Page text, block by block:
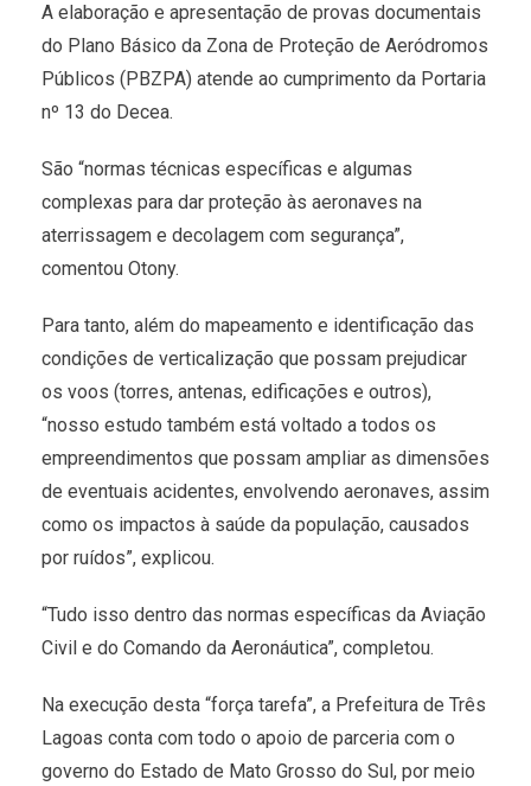
A elaboração e apresentação de provas documentais
do Plano Básico da Zona de Proteção de Aeródromos
Públicos (PBZPA) atende ao cumprimento da Portaria
nº 13 do Decea.
São “normas técnicas específicas e algumas
complexas para dar proteção às aeronaves na
aterrissagem e decolagem com segurança”,
comentou Otony.
Para tanto, além do mapeamento e identificação das
condições de verticalização que possam prejudicar
os voos (torres, antenas, edificações e outros),
“nosso estudo também está voltado a todos os
empreendimentos que possam ampliar as dimensões
de eventuais acidentes, envolvendo aeronaves, assim
como os impactos à saúde da população, causados
por ruídos”, explicou.
“Tudo isso dentro das normas específicas da Aviação
Civil e do Comando da Aeronáutica”, completou.
Na execução desta “força tarefa”, a Prefeitura de Três
Lagoas conta com todo o apoio de parceria com o
governo do Estado de Mato Grosso do Sul, por meio